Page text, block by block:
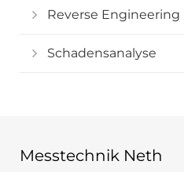
Reverse Engineering
Schadensanalyse
Messtechnik Neth